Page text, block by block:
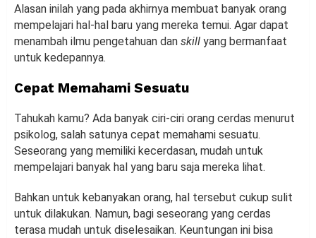
Alasan inilah yang pada akhirnya membuat banyak orang
mempelajari hal-hal baru yang mereka temui. Agar dapat
menambah ilmu pengetahuan dan skill yang bermanfaat
untuk kedepannya.
Cepat Memahami Sesuatu
Tahukah kamu? Ada banyak ciri-ciri orang cerdas menurut
psikolog, salah satunya cepat memahami sesuatu.
Seseorang yang memiliki kecerdasan, mudah untuk
mempelajari banyak hal yang baru saja mereka lihat.
Bahkan untuk kebanyakan orang, hal tersebut cukup sulit
untuk dilakukan. Namun, bagi seseorang yang cerdas
terasa mudah untuk diselesaikan. Keuntungan ini bisa